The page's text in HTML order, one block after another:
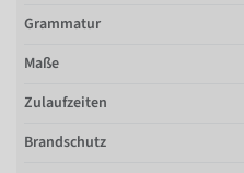
Grammatur
Maße
Zulaufzeiten
Brandschutz